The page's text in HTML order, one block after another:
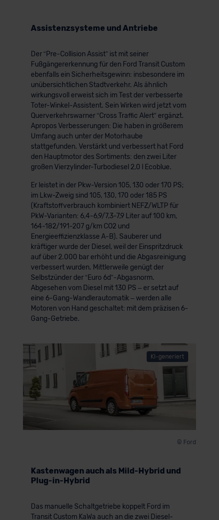
Assistenzsysteme und Antriebe
Der “Pre-Collision Assist” ist mit seiner
Fußgängererkennung für den Ford Transit Custom
ebenfalls ein Sicherheitsgewinn: insbesondere im
unübersichtlichen Stadtverkehr. Als ähnlich
wirkungsvoll erweist sich im Test der verbesserte
Toter-Winkel-Assistent. Sein Wirken wird jetzt vom
Querverkehrswarner “Cross Traffic Alert” ergänzt.
Apropos Verbesserungen: Die haben in größerem
Umfang auch unter der Motorhaube
stattgefunden. Verstärkt und verbessert hat Ford
den Hauptmotor des Sortiments: den zwei Liter
großen Vierzylinder-Turbodiesel 2,0 l Ecoblue.
Er leistet in der Pkw-Version 105, 130 oder 170 PS;
im Lkw-Zweig sind 105, 130, 170 oder 185 PS
(Kraftstoffverbrauch kombiniert NEFZ/WLTP für
PkW-Varianten: 6,4-6,9/7,3-7,9 Liter auf 100 km,
164-182/191-207 g/km CO2 und
Energieeffizienzklasse A-B). Sauberer und
kräftiger wurde der Diesel, weil der Einspritzdruck
auf über 2.000 bar erhöht und die Abgasreinigung
verbessert wurden. Mittlerweile genügt der
Selbstzünder der “Euro 6d”-Abgasnorm.
Abgesehen vom Diesel mit 130 PS – er setzt auf
eine 6-Gang-Wandlerautomatik – werden alle
Motoren von Hand geschaltet: mit dem präzisen 6-
Gang-Getriebe.
KI-generiert
© Ford
Kastenwagen auch als Mild-Hybrid und
Plug-in-Hybrid
Das manuelle Schaltgetriebe koppelt Ford im
Transit Custom KaWa auch an die zwei Diesel-